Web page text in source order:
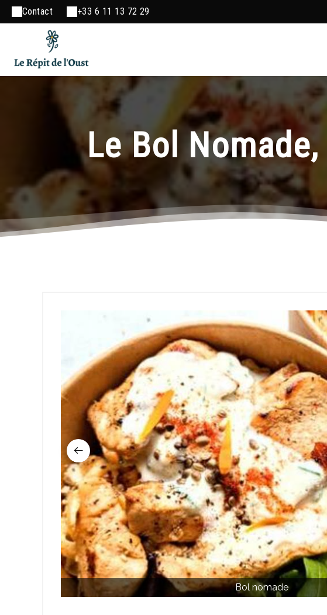
Contact +33 6 11 13 72 29
Le Bol
Bol nomade